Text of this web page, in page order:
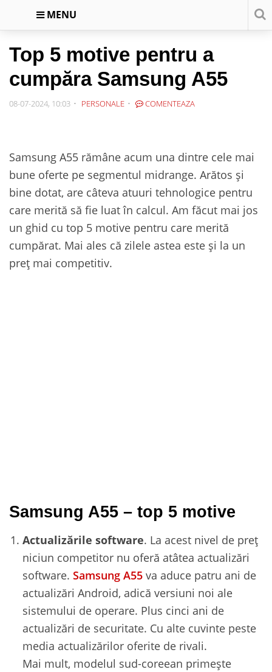
MENU
Top 5 motive pentru a
cumpăra Samsung A55
08-07-2024, 10:03 PERSONALE COMENTEAZA
Samsung A55 rămâne acum una dintre cele mai
bune oferte pe segmentul midrange. Arătos și
bine dotat, are câteva atuuri tehnologice pentru
care merită să fie luat în calcul. Am făcut mai jos
un ghid cu top 5 motive pentru care merită
cumpărat. Mai ales că zilele astea este și la un
preț mai competitiv.
Samsung A55 – top 5 motive
Actualizările software. La acest nivel de preț
niciun competitor nu oferă atâtea actualizări
software. Samsung A55 va aduce patru ani de
actualizări Android, adică versiuni noi ale
sistemului de operare. Plus cinci ani de
actualizări de securitate. Cu alte cuvinte peste
media actualizărilor oferite de rivali.
Mai mult, modelul sud-coreean primește